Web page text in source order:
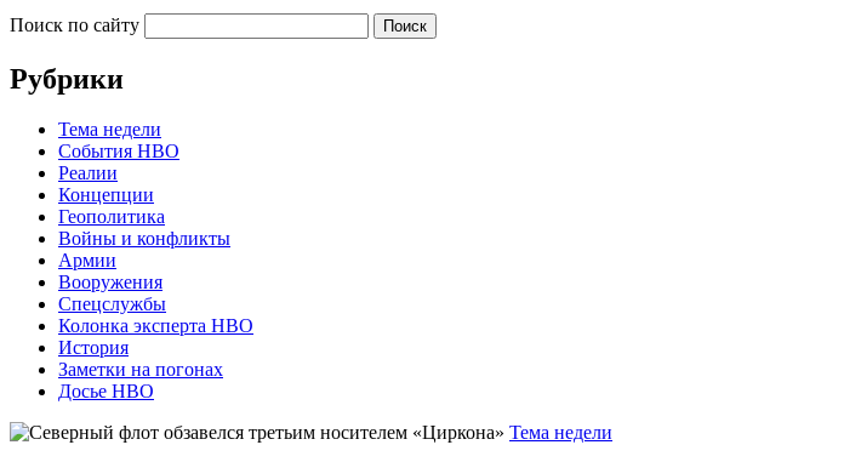
Поиск по сайту
Рубрики
Тема недели
События НВО
Реалии
Концепции
Геополитика
Войны и конфликты
Армии
Вооружения
Спецслужбы
Колонка эксперта НВО
История
Заметки на погонах
Досье НВО
Тема недели